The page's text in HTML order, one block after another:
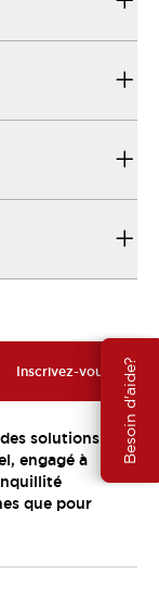
Besoin d'aide?
Inscrivez-vous
solutions
engagé à
que pour